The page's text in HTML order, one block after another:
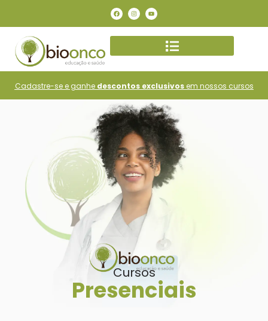
Cadastre-se e ganhe descontos exclusivosem nossos cursos
Cursos
Presenciais